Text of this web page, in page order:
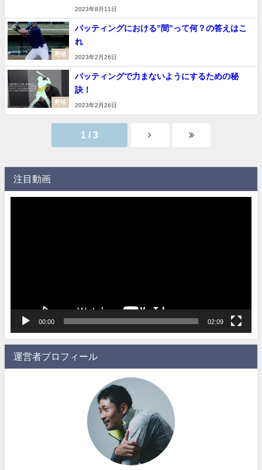
2023年8月11日
野球
バッティングにおける”間”って何？の答えはこ
れ
2023年2月26日
野球
バッティングで力まないようにするための秘
訣！
2023年2月26日
1 / 3
注目動画
00:00 02:09
運営者プロフィール